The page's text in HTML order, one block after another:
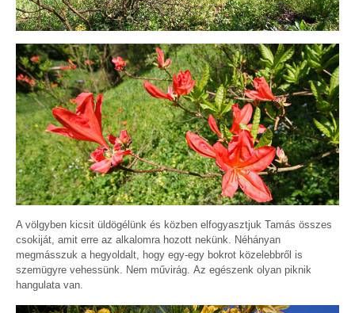
A völgyben kicsit üldögélünk és közben elfogyasztjuk Tamás összes
csokiját, amit erre az alkalomra hozott nekünk. Néhányan
megmásszuk a hegyoldalt, hogy egy-egy bokrot közelebbről is
szemügyre vehessünk. Nem művirág. Az egészenk olyan piknik
hangulata van.